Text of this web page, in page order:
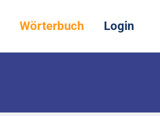
Wörterbuch Login